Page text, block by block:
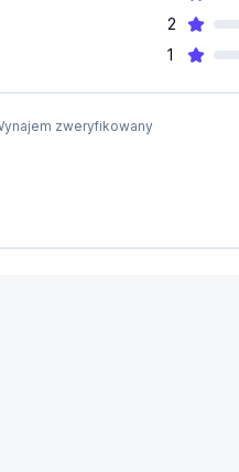
w grach
wrażliwy
z
wciskania spustów na
2
1
zweryfikowany